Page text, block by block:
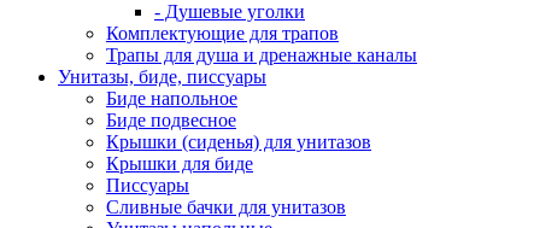
- Душевые уголки
Комплектующие для трапов
Трапы для душа и дренажные каналы
Унитазы, биде, писсуары
Биде напольное
Биде подвесное
Крышки (сиденья) для унитазов
Крышки для биде
Писсуары
Сливные бачки для унитазов